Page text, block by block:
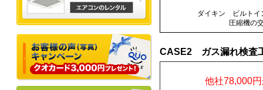
ダイキン ビルトイ
圧縮機の
CASE2 ガス漏れ検査
他社78,000円